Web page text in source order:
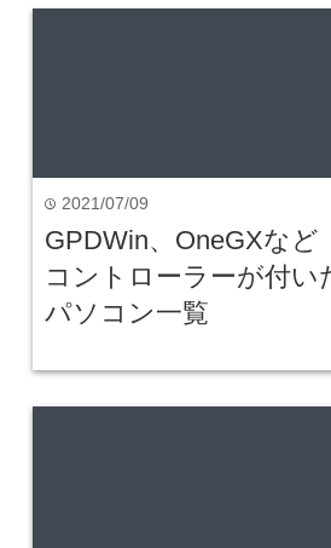
time 2021/07/09
GPDWin、OneGXな
コントローラーが付い
パソコン一覧